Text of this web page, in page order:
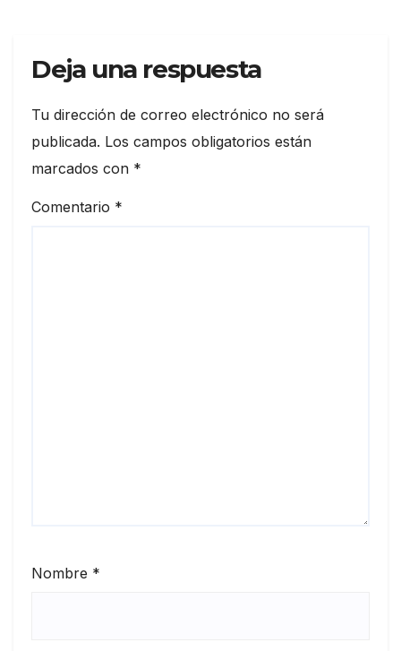
Deja una respuesta
Tu dirección de correo electrónico no será
publicada. Los campos obligatorios están
marcados con *
Comentario *
Nombre *